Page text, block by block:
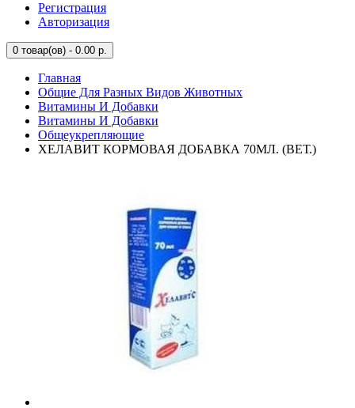
Регистрация
Авторизация
0 товар(ов) - 0.00 р.
Главная
Общие Для Разных Видов Животных
Витамины И Добавки
Витамины И Добавки
Общеукрепляющие
ХЕЛАВИТ КОРМОВАЯ ДОБАВКА 70МЛ. (ВЕТ.)